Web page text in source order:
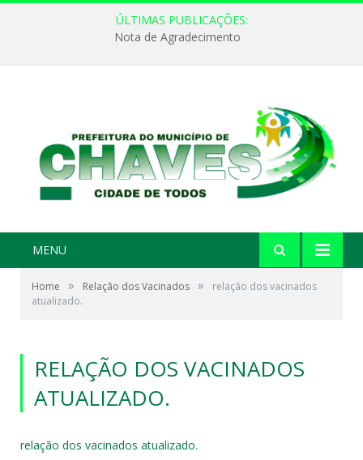
ÚLTIMAS PUBLICAÇÕES:
Nota de Agradecimento
MENU
Home » Relação dos Vacinados »
relação dos vacinados
atualizado.
RELAÇÃO DOS VACINADOS
ATUALIZADO.
relação dos vacinados atualizado.